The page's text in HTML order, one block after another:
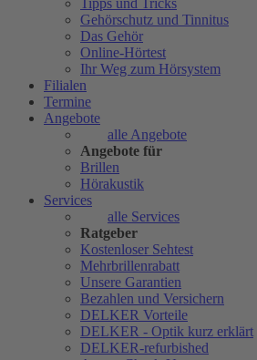
Tipps und Tricks
Gehörschutz und Tinnitus
Das Gehör
Online-Hörtest
Ihr Weg zum Hörsystem
Filialen
Termine
Angebote
alle Angebote
Angebote für
Brillen
Hörakustik
Services
alle Services
Ratgeber
Kostenloser Sehtest
Mehrbrillenrabatt
Unsere Garantien
Bezahlen und Versichern
DELKER Vorteile
DELKER - Optik kurz erklärt
DELKER-refurbished